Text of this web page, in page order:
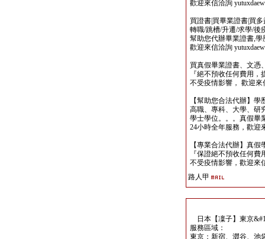
歡迎來信洽詢
買證書|買畢業證書|買多
轉職/跳槽/升遷/求學/後
幫助您代辦畢業證書,學
歡迎來信洽詢
買真假畢業證書、文憑
『絕不預收任何費用
不受疫情影響， 歡迎來
【幫助您合法代辦】
高職、專科、大學、研
學士學位。。。真假畢
24小時全年服務，歡迎
【專業合法代辦】真
『保證絕不預收任何
不受疫情影響，歡迎來
路人甲
日本【凜子】東京
服務區域：
東京：新宿、澀谷、池